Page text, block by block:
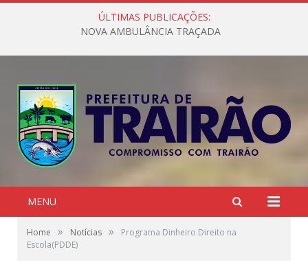
ÚLTIMAS PUBLICAÇÕES:
NOVA AMBULÂNCIA TRAÇADA
MENU
Home » Notícias »
Programa Dinheiro Direito na
Escola(PDDE)